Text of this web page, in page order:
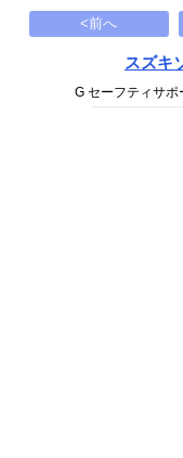
<前へ
スズキ
G セーフティサポ